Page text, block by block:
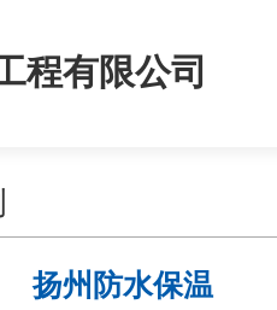
程有限公司
扬州防水保温